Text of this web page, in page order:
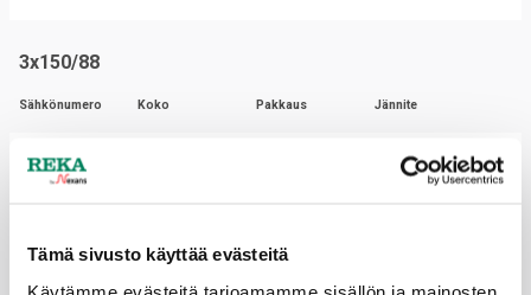
Tämä sivusto käyttää evästeitä
Käytämme evästeitä tarjoamamme sisällön ja mainosten
3x150/88
Sähkönumero Koko Pakkaus Jännite
0622492 0,6/1 (1,2) kV